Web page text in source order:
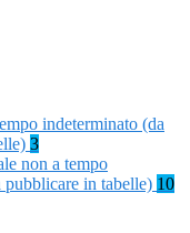
indeterminato (da
3
non a tempo
pubblicare in tabelle) 10